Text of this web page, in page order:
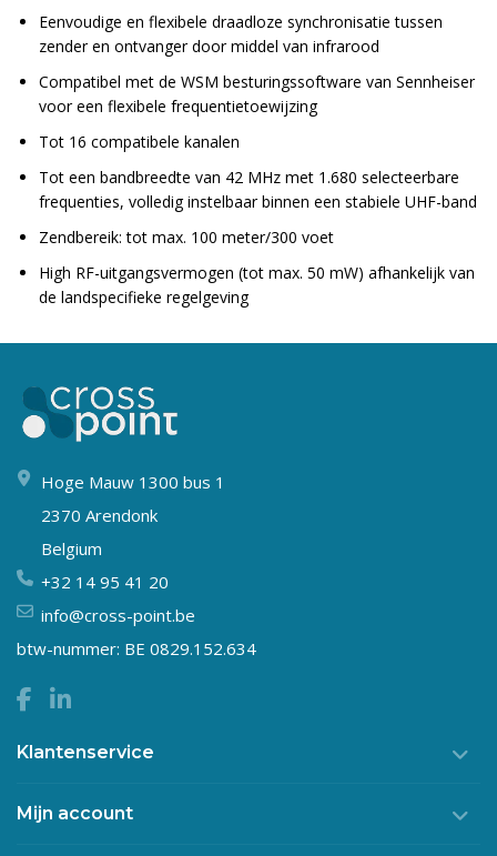
Eenvoudige en flexibele draadloze synchronisatie tussen
zender en ontvanger door middel van infrarood
Compatibel met de WSM besturingssoftware van Sennheiser
voor een flexibele frequentietoewijzing
Tot 16 compatibele kanalen
Tot een bandbreedte van 42 MHz met 1.680 selecteerbare
frequenties, volledig instelbaar binnen een stabiele UHF-band
Zendbereik: tot max. 100 meter/300 voet
High RF-uitgangsvermogen (tot max. 50 mW) afhankelijk van
de landspecifieke regelgeving
Hoge Mauw 1300 bus 1
2370 Arendonk
Belgium
+32 14 95 41 20
info@cross-point.be
btw-nummer: BE 0829.152.634
Klantenservice
Mijn account